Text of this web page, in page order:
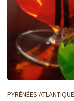
PYRÉNÉES